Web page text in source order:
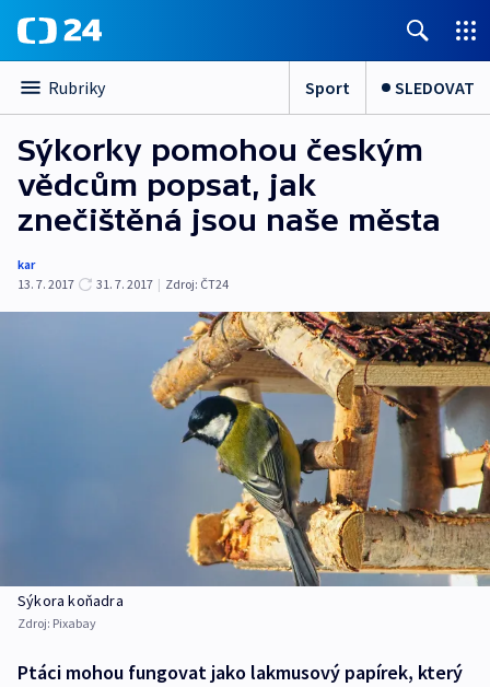
Rubriky Sport SLEDOVAT
Sýkorky pomohou českým
vědcům popsat, jak
znečištěná jsou naše města
kar
13. 7. 2017
31. 7. 2017 | Zdroj: ČT24
Sýkora koňadra
Zdroj: Pixabay
Ptáci mohou fungovat jako lakmusový papírek, který